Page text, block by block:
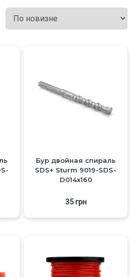
Бур двойная спираль
SDS+ Sturm 9019-SDS-
D014x160
35грн